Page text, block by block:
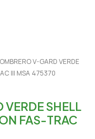
V-GARD VERDE
III MSA 475370
SHELL
FAS-TRAC